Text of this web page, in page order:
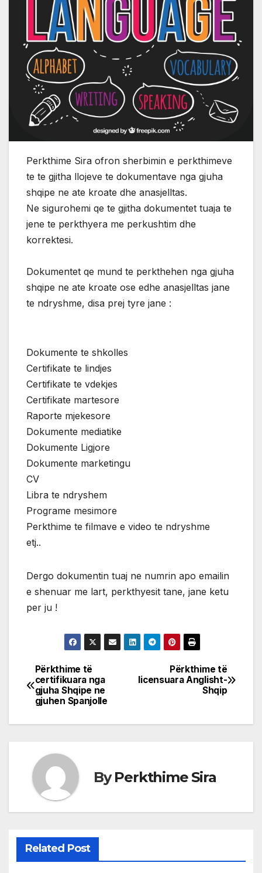
Perkthime Sira ofron sherbimin e perkthimeve
te te gjitha llojeve te dokumentave nga gjuha
shqipe ne ate kroate dhe anasjelltas.
Ne sigurohemi qe te gjitha dokumentet tuaja te
jene te perkthyera me perkushtim dhe
korrektesi.
Dokumentet qe mund te perkthehen nga gjuha
shqipe ne ate kroate ose edhe anasjelltas jane
te ndryshme, disa prej tyre jane :
Dokumente te shkolles
Certifikate te lindjes
Certifikate te vdekjes
Certifikate martesore
Raporte mjekesore
Dokumente mediatike
Dokumente Ligjore
Dokumente marketingu
CV
Libra te ndryshem
Programe mesimore
Perkthime te filmave e video te ndryshme
etj..
Dergo dokumentin tuaj ne numrin apo emailin
e shenuar me lart, perkthyesit tane, jane ketu
per ju !
Post
navigation
Përkthime të
licensuara Anglisht-
Shqip
Përkthime të
certifikuara nga
gjuha Shqipe ne
gjuhen Spanjolle
ByPerkthime Sira
Related Post